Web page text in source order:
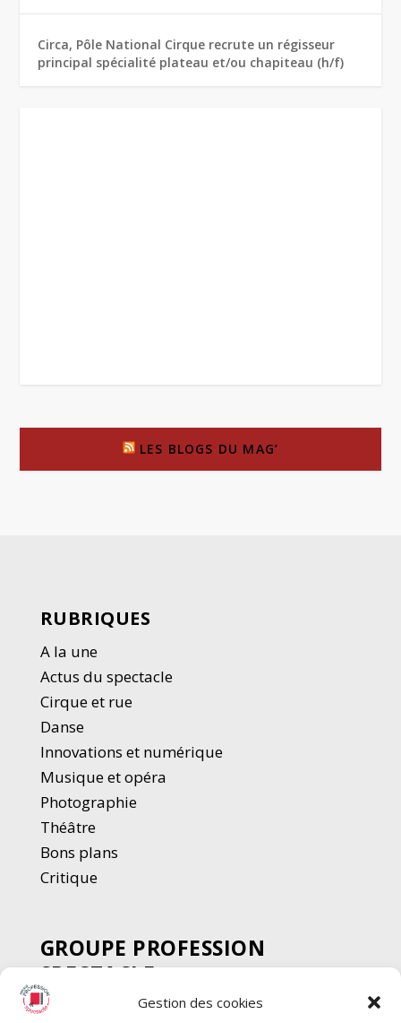
Gestion des cookies
Circa, Pôle National Cirque recrute un régisseur
principal spécialité plateau et/ou chapiteau (h/f)
LES BLOGS DU MAG’
RUBRIQUES
A la une
Actus du spectacle
Cirque et rue
Danse
Innovations et numérique
Musique et opéra
Photographie
Théâtre
Bons plans
Critique
GROUPE PROFESSION
SPECTACLE
Chèque Intermittents